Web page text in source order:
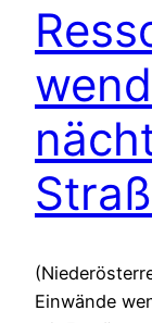
Einwände